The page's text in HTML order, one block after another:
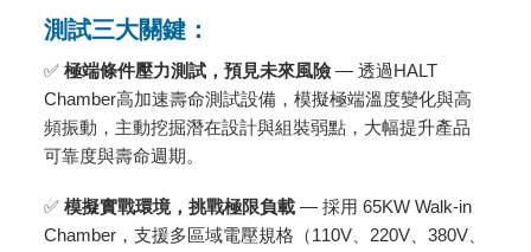
測試三大關鍵：
✅ 極端條件壓力測試，預見未來風險— 透過HALT
Chamber高加速壽命測試設備，模擬極端溫度變化與高
頻振動，主動挖掘潛在設計與組裝弱點，大幅提升產品
可靠度與壽命週期。
✅模擬實戰環境，挑戰極限負載 — 採用 65KW Walk-in
Chamber，支援多區域電壓規格（110V、220V、380V、